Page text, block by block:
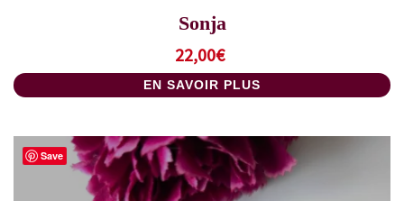
Sonja
22,00€
EN SAVOIR PLUS
Save